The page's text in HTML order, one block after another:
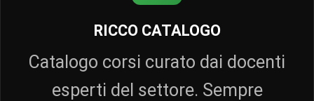
RICCO CATALOGO
Catalogo corsi curato dai docenti
esperti del settore. Sempre